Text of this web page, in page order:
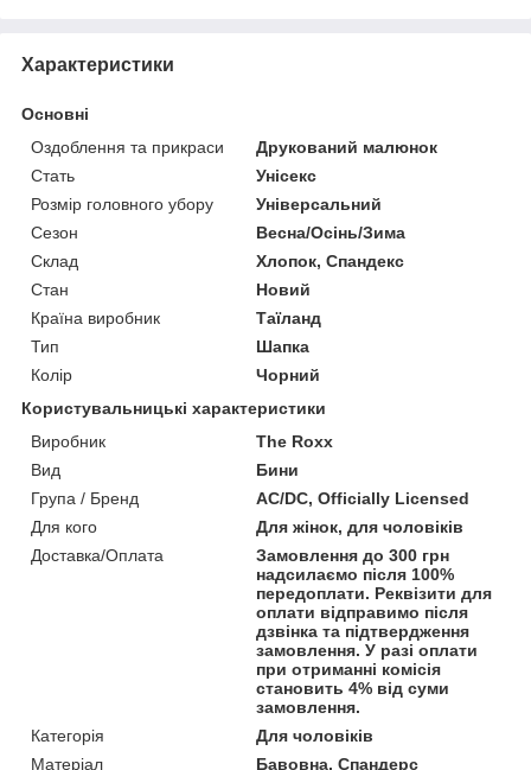
Характеристики
Основні
Оздоблення та прикраси
Друкований малюнок
Стать
Унісекс
Розмір головного убору
Універсальний
Сезон
Весна/Осінь/Зима
Склад
Хлопок, Спандекс
Стан
Новий
Країна виробник
Таїланд
Тип
Шапка
Колір
Чорний
Користувальницькі характеристики
Виробник
The Roxx
Вид
Бини
Група / Бренд
AC/DC, Officially Licensed
Для кого
Для жінок, для чоловіків
Доставка/Оплата
Замовлення до 300 грн
надсилаємо після 100%
передоплати. Реквізити для
оплати відправимо після
дзвінка та підтвердження
замовлення. У разі оплати
при отриманні комісія
становить 4% від суми
замовлення.
Категорія
Для чоловіків
Матеріал
Бавовна, Спандерс